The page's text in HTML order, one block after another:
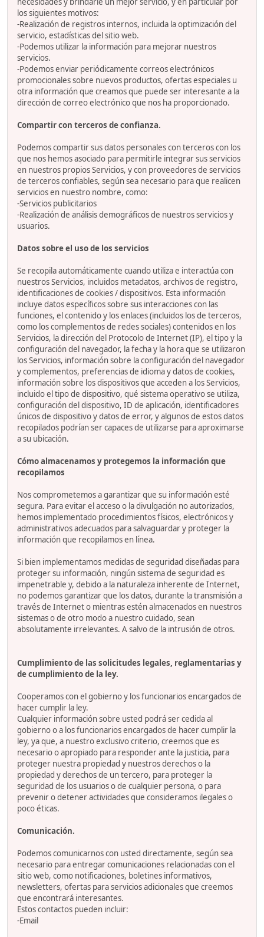
los siguientes motivos:
-Realización de registros internos, incluida la optimización del
servicio, estadísticas del sitio web.
-Podemos utilizar la información para mejorar nuestros
servicios.
-Podemos enviar periódicamente correos electrónicos
promocionales sobre nuevos productos, ofertas especiales u
otra información que creamos que puede ser interesante a la
dirección de correo electrónico que nos ha proporcionado.
Compartir con terceros de confianza.
Podemos compartir sus datos personales con terceros con los
que nos hemos asociado para permitirle integrar sus servicios
en nuestros propios Servicios, y con proveedores de servicios
de terceros confiables, según sea necesario para que realicen
servicios en nuestro nombre, como:
-Servicios publicitarios
-Realización de análisis demográficos de nuestros servicios y
usuarios.
Datos sobre el uso de los servicios
Se recopila automáticamente cuando utiliza e interactúa con
nuestros Servicios, incluidos metadatos, archivos de registro,
identificaciones de cookies / dispositivos. Esta información
incluye datos específicos sobre sus interacciones con las
funciones, el contenido y los enlaces (incluidos los de terceros,
como los complementos de redes sociales) contenidos en los
Servicios, la dirección del Protocolo de Internet (IP), el tipo y la
configuración del navegador, la fecha y la hora que se utilizaron
los Servicios, información sobre la configuración del navegador
y complementos, preferencias de idioma y datos de cookies,
información sobre los dispositivos que acceden a los Servicios,
incluido el tipo de dispositivo, qué sistema operativo se utiliza,
configuración del dispositivo, ID de aplicación, identificadores
únicos de dispositivo y datos de error, y algunos de estos datos
recopilados podrían ser capaces de utilizarse para aproximarse
a su ubicación.
Cómo almacenamos y protegemos la información que
recopilamos
Nos comprometemos a garantizar que su información esté
segura. Para evitar el acceso o la divulgación no autorizados,
hemos implementado procedimientos físicos, electrónicos y
administrativos adecuados para salvaguardar y proteger la
información que recopilamos en línea.
Si bien implementamos medidas de seguridad diseñadas para
proteger su información, ningún sistema de seguridad es
impenetrable y, debido a la naturaleza inherente de Internet,
no podemos garantizar que los datos, durante la transmisión a
través de Internet o mientras estén almacenados en nuestros
sistemas o de otro modo a nuestro cuidado, sean
absolutamente irrelevantes. A salvo de la intrusión de otros.
Cumplimiento de las solicitudes legales, reglamentarias y
de cumplimiento de la ley.
Cooperamos con el gobierno y los funcionarios encargados de
hacer cumplir la ley.
Cualquier información sobre usted podrá ser cedida al
gobierno o a los funcionarios encargados de hacer cumplir la
ley, ya que, a nuestro exclusivo criterio, creemos que es
necesario o apropiado para responder ante la justicia, para
proteger nuestra propiedad y nuestros derechos o la
propiedad y derechos de un tercero, para proteger la
seguridad de los usuarios o de cualquier persona, o para
prevenir o detener actividades que consideramos ilegales o
poco éticas.
Comunicación.
Podemos comunicarnos con usted directamente, según sea
necesario para entregar comunicaciones relacionadas con el
sitio web, como notificaciones, boletines informativos,
newsletters, ofertas para servicios adicionales que creemos
que encontrará interesantes.
Estos contactos pueden incluir:
-Email